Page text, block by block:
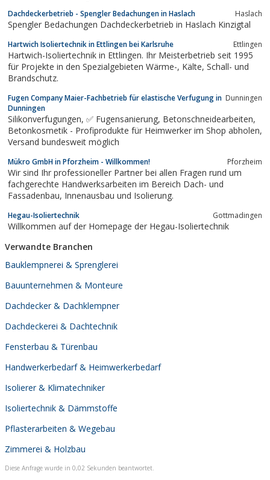
Dachdeckerbetrieb - Spengler Bedachungen in Haslach Haslach
Spengler Bedachungen Dachdeckerbetrieb in Haslach Kinzigtal
Hartwich Isoliertechnik in Ettlingen bei Karlsruhe Ettlingen
Hartwich-Isoliertechnik in Ettlingen. Ihr Meisterbetrieb seit 1995
für Projekte in den Spezialgebieten Wärme-, Kälte, Schall- und
Brandschutz.
Fugen Company Maier-Fachbetrieb für elastische Verfugung in
Dunningen
Dunningen
Silikonverfugungen, ✅ Fugensanierung, Betonschneidearbeiten,
Betonkosmetik - Profiprodukte für Heimwerker im Shop abholen,
Versand bundesweit möglich
Mükro GmbH in Pforzheim - Willkommen! Pforzheim
Wir sind Ihr professioneller Partner bei allen Fragen rund um
fachgerechte Handwerksarbeiten im Bereich Dach- und
Fassadenbau, Innenausbau und Isolierung.
Hegau-Isoliertechnik Gottmadingen
Willkommen auf der Homepage der Hegau-Isoliertechnik
Verwandte Branchen
Bauklempnerei & Sprenglerei
Bauunternehmen & Monteure
Dachdecker & Dachklempner
Dachdeckerei & Dachtechnik
Fensterbau & Türenbau
Handwerkerbedarf & Heimwerkerbedarf
Isolierer & Klimatechniker
Isoliertechnik & Dämmstoffe
Pflasterarbeiten & Wegebau
Zimmerei & Holzbau
Diese Anfrage wurde in 0,02 Sekunden beantwortet.